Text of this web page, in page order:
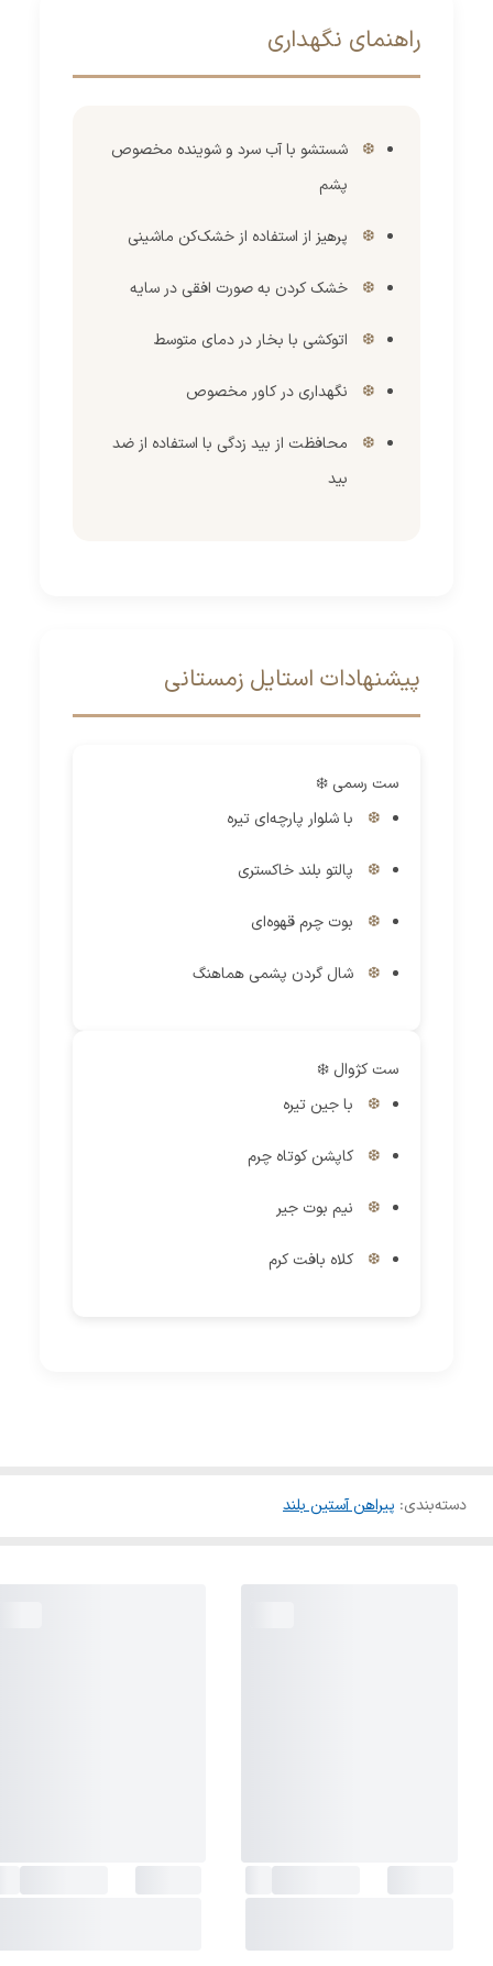
راهنمای نگهداری
شستشو با آب سرد و شوینده مخصوص
پشم
پرهیز از استفاده از خشک‌کن ماشینی
خشک کردن به صورت افقی در سایه
اتوکشی با بخار در دمای متوسط
نگهداری در کاور مخصوص
محافظت از بید زدگی با استفاده از ضد
بید
پیشنهادات استایل زمستانی
ست رسمی ❄️
با شلوار پارچه‌ای تیره
پالتو بلند خاکستری
بوت چرم قهوه‌ای
شال گردن پشمی هماهنگ
ست کژوال ❄️
با جین تیره
کاپشن کوتاه چرم
نیم بوت جیر
کلاه بافت کرم
دسته‌بندی: پیراهن آستین بلند